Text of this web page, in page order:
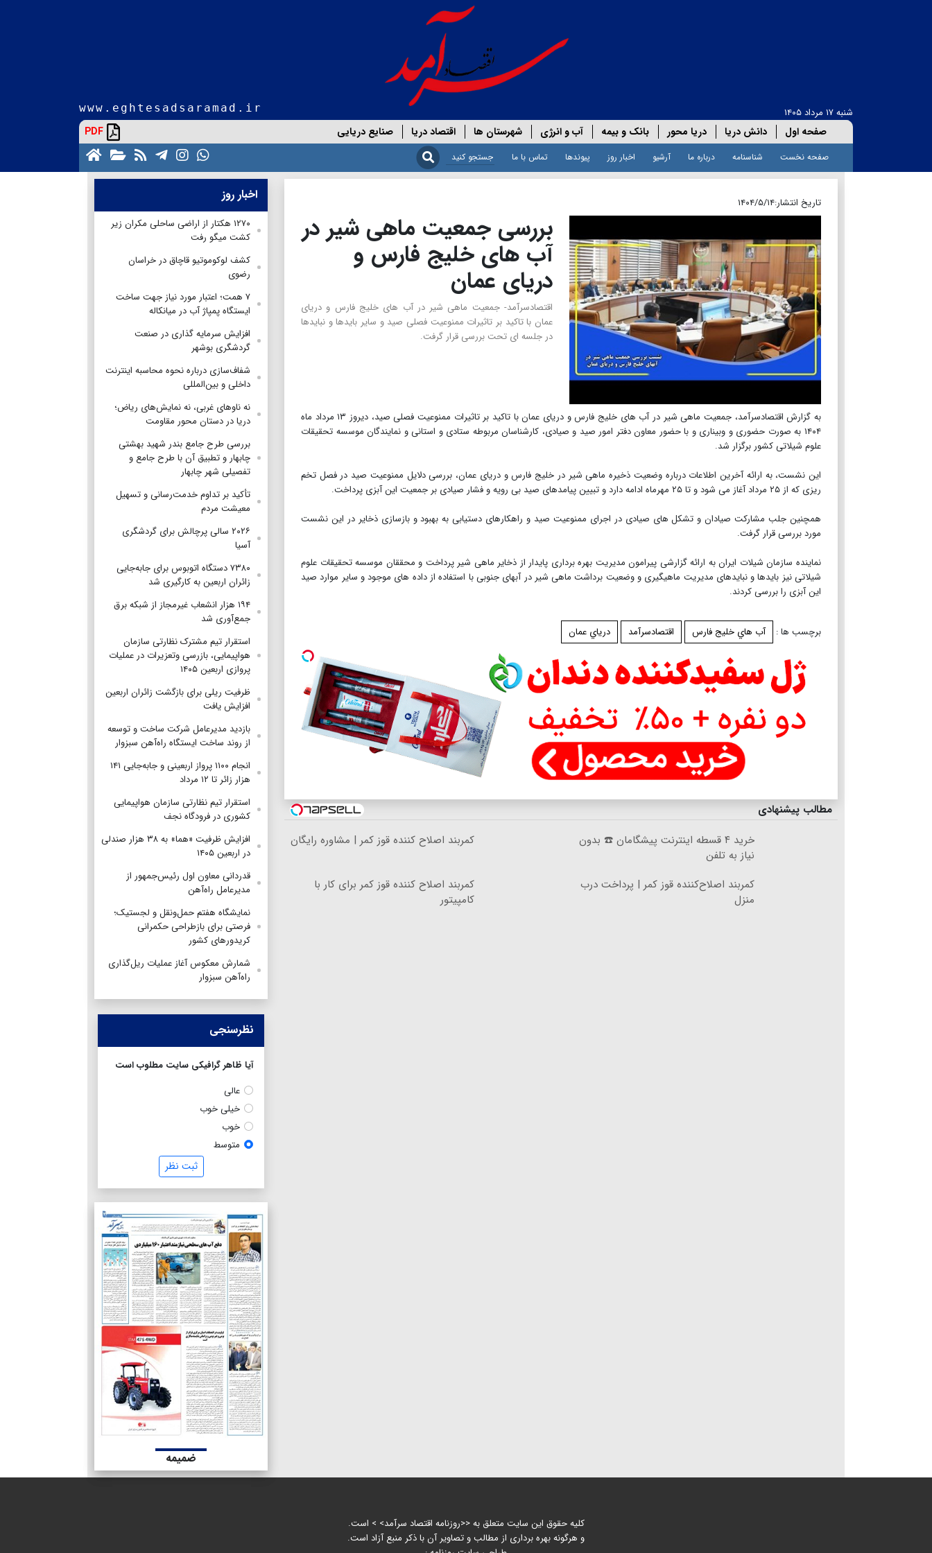
شنبه ۱۷ مرداد ۱۴۰۵ www.eghtesadsaramad.ir
صفحه اول دانش دریا دریا محور بانک و بیمه آب و انرژی شهرستان ها اقتصاد دریا صنایع دریایی PDF
صفحه نخست شناسنامه درباره ما آرشیو اخبار روز پیوندها تماس با ما
تاریخ انتشار:۱۴۰۴/۵/۱۴
بررسی جمعیت ماهی شیر در
آب های خلیج فارس و
دریای عمان
اقتصادسرآمد- جمعیت ماهی شیر در آب های خلیج فارس و دریای
عمان با تاکید بر تاثیرات ممنوعیت فصلی صید و سایر بایدها و نبایدها
در جلسه ای تحت بررسی قرار گرفت.
به گزارش اقتصادسرآمد، جمعیت ماهی شیر در آب های خلیج فارس و دریای عمان با تاکید بر تاثیرات ممنوعیت فصلی صید، دیروز ۱۳ مرداد ماه
۱۴۰۴ به صورت حضوری و وبیناری و با حضور معاون دفتر امور صید و صیادی، کارشناسان مربوطه ستادی و استانی و نمایندگان موسسه تحقیقات
علوم شیلاتی کشور برگزار شد.
این نشست، به ارائه آخرین اطلاعات درباره وضعیت ذخیره ماهی شیر در خلیج فارس و دریای عمان، بررسی دلایل ممنوعیت صید در فصل تخم
ریزی که از ۲۵ مرداد آغاز می شود و تا ۲۵ مهرماه ادامه دارد و تبیین پیامدهای صید بی رویه و فشار صیادی بر جمعیت این آبزی پرداخت.
همچنین جلب مشارکت صیادان و تشکل های صیادی در اجرای ممنوعیت صید و راهکارهای دستیابی به بهبود و بازسازی ذخایر در این نشست
مورد بررسی قرار گرفت.
نماینده سازمان شیلات ایران به ارائه گزارشی پیرامون مدیریت بهره برداری پایدار از ذخایر ماهی شیر پرداخت و محققان موسسه تحقیقات علوم
شیلاتی نیز بایدها و نبایدهای مدیریت ماهیگیری و وضعیت برداشت ماهی شیر در آبهای جنوبی با استفاده از داده های موجود و سایر موارد صید
این آبزی را بررسی کردند.
برچسب ها : آب هاي خليج فارس اقتصادسرآمد درياي عمان
مطالب پیشنهادی
خرید ۴ قسطه اینترنت پیشگامان ☎️ بدون
نیاز به تلفن
کمربند اصلاح کننده قوز کمر | مشاوره رایگان
کمربند اصلاح‌کننده قوز کمر | پرداخت درب
منزل
کمربند اصلاح کننده قوز کمر برای کار با
کامپیتور
اخبار روز
۱۲۷۰ هکتار از اراضی ساحلی مکران زیر
کشت میگو رفت
کشف لوکوموتیو قاچاق در خراسان
رضوی
۷ همت؛ اعتبار مورد نیاز جهت ساخت
ایستگاه پمپاژ آب در میانکاله
افزایش سرمایه گذاری در صنعت
گردشگری بوشهر
شفاف‌سازی درباره نحوه محاسبه اینترنت
داخلی و بین‌المللی
نه ناوهای غربی، نه نمایش‌های ریاض؛
دریا در دستان محور مقاومت
بررسی طرح جامع بندر شهید بهشتی
چابهار و تطبیق آن با طرح جامع و
تفصیلی شهر چابهار
تأکید بر تداوم خدمت‌رسانی و تسهیل
معیشت مردم
۲۰۲۶ سالی پرچالش برای گردشگری
آسیا
۷۳۸۰ دستگاه اتوبوس برای جابه‌جایی
زائران اربعین به‌ کارگیری شد
۱۹۴ هزار انشعاب غیرمجاز از شبکه برق
جمع‌آوری شد
استقرار تیم مشترک نظارتی سازمان
هواپیمایی، بازرسی وتعزیرات در عملیات
پروازی اربعین ۱۴۰۵
ظرفیت ریلی برای بازگشت زائران اربعین
افزایش یافت
بازدید مدیرعامل شرکت ساخت و توسعه
از روند ساخت ایستگاه راه‌آهن سبزوار
انجام ۱۱۰۰ پرواز اربعینی و جابه‌جایی ۱۴۱
هزار زائر تا ۱۲ مرداد
استقرار تیم‌ نظارتی سازمان هواپیمایی
کشوری در فرودگاه نجف
افزایش ظرفیت «هما» به ۳۸ هزار صندلی
در اربعین ۱۴۰۵
قدردانی معاون اول رئیس‌جمهور از
مدیرعامل راه‌آهن
نمایشگاه هفتم حمل‌ونقل و لجستیک؛
فرصتی برای بازطراحی حکمرانی
کریدورهای کشور
شمارش معکوس آغاز عملیات ریل‌گذاری
راه‌آهن سبزوار
نظرسنجی
آیا ظاهر گرافیکی سایت مطلوب است
عالی
خیلی خوب
خوب
متوسط
ثبت نظر
ضمیمه
کلیه حقوق این سایت متعلق به <<روزنامه اقتصاد سرآمد> > است.
و هرگونه بهره برداری از مطالب و تصاویر آن با ذکر منبع آزاد است.